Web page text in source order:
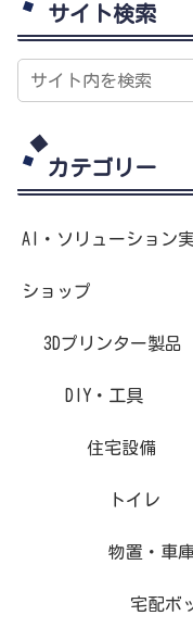
サイト検索
カテゴリー
AI・ソリューション
ショップ
3Dプリンター製品
DIY・工具
住宅設備
トイレ
物置・車庫
宅配ボ